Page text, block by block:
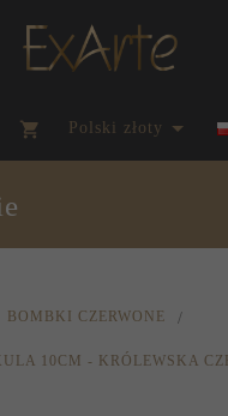
polski złoty
BOMBKI CZERWONE
10CM - KRÓLEWSKA